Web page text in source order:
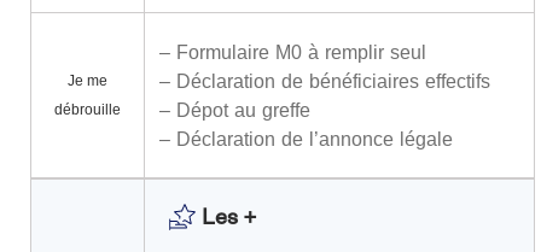
Je me
débrouille
– Formulaire M0 à remplir seul
– Déclaration de bénéficiaires effectifs
– Dépot au greffe
– Déclaration de l’annonce légale
Les +